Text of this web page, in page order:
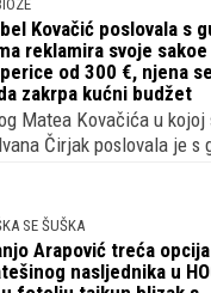
Franak Gorana
bio je Vatreni
svi pišu kako je u
Kovačić poslovala s
zakrpa kućni budžet
Matea Kovačića u kojoj
Čirjak poslovala je s